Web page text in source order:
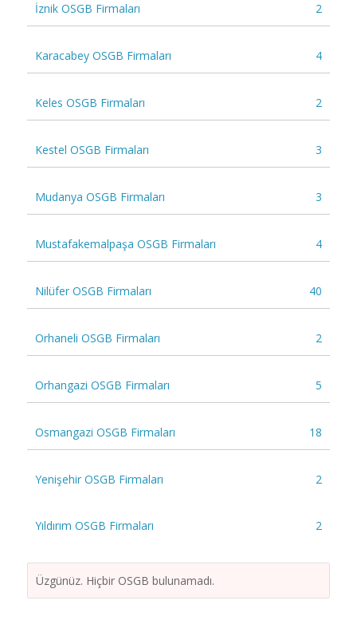
İznik OSGB Firmaları 2
Karacabey OSGB Firmaları 4
Keles OSGB Firmaları 2
Kestel OSGB Firmaları 3
Mudanya OSGB Firmaları 3
Mustafakemalpaşa OSGB Firmaları 4
Nilüfer OSGB Firmaları 40
Orhaneli OSGB Firmaları 2
Orhangazi OSGB Firmaları 5
Osmangazi OSGB Firmaları 18
Yenişehir OSGB Firmaları 2
Yıldırım OSGB Firmaları 2
Üzgünüz. Hiçbir OSGB bulunamadı.